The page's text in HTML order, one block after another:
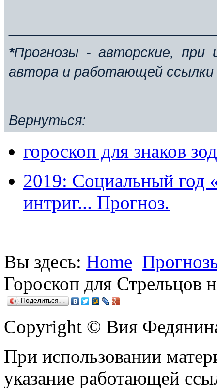
*Прогнозы - авторские, при
автора и работающей ссылки
Вернуться:
гороскоп для знаков
2019: Социальный год
интриг... Прогноз.
Вы здесь: Home
Гороскоп для Стрельцов
Поделиться…
Copyright © Вия
При использовании
указание работающей